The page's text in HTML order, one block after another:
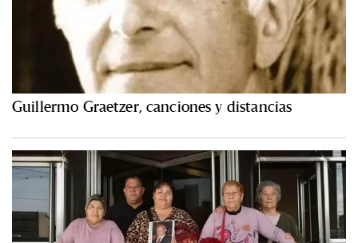
Guillermo Graetzer, canciones y distancias